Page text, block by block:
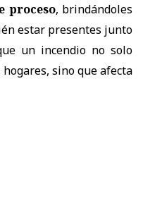
proceso, brindándoles
estar presentes junto
un incendio no solo
sino que afecta